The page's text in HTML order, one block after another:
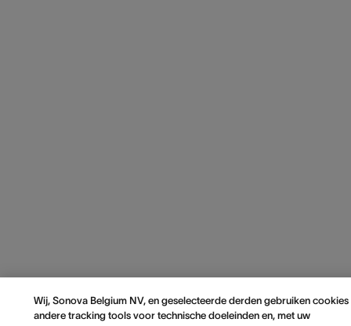
Wij, Sonova Belgium NV, en geselecteerde derden gebruiken cookies
andere tracking tools voor technische doeleinden en, met uw